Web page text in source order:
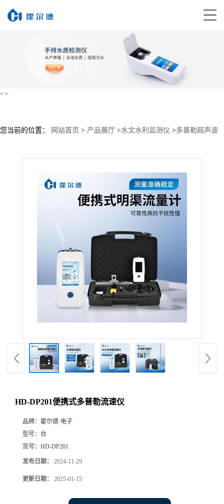
< >
您当前的位置： 网站首页 > 产品展厅 >水文水利监测仪 >多普勒超声波
HD-DP201便携式多普勒流速仪
品牌： 霍尔德·电子
型号： 台
货号： HD-DP201
发布日期： 2024-11-29
更新日期： 2025-01-15